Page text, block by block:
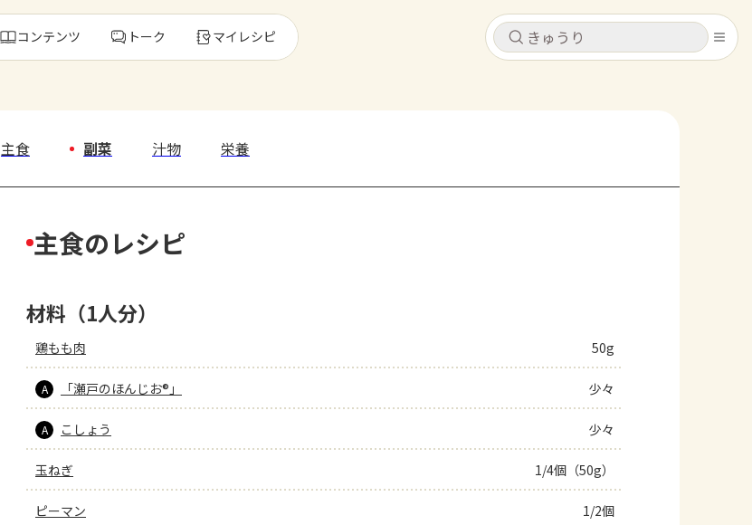
キャンセル
よくあるお問い合わせ
お買い物
キャンセル
コンテンツ トーク マイレシピ
主食 副菜 汁物 栄養
主食のレシピ
材料（1人分）
鶏もも肉 50g
A 「瀬戸のほんじお®」 少々
A こしょう 少々
玉ねぎ 1/4個（50g）
ピーマン 1/2個